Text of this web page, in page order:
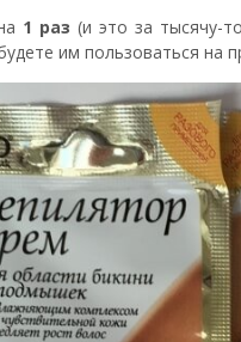
1 раз (и это за тысячу-
им пользоваться на